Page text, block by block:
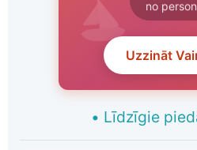
no
Uzzināt
• Līdzīgie